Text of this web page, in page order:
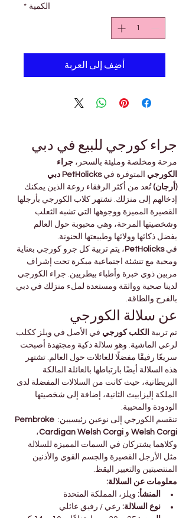
الكمية *
أضِف إلى العربة
جراء كورجي للبيع في دبي
مرحة ومخلصة ومليئة بالسحر، جراء
الكورجي المتوفرة في
PetHolicks دبي
(أرجان) تُعد من أكثر الرفقاء روعة الذين يمكنك
إدخالهم إلى منزلك. تشتهر كلاب الكورجي بأرجلها
القصيرة المميزة ووجوهها التي تشبه الثعلب
وشخصيتها المرحة، وهي محبوبة حول العالم
بفضل ذكائها وولائها وطبيعتها الحنونة.
في PetHolicks، يتم تربية كل جرو كورجي بعناية
ومحبة مع تنشئة اجتماعية مبكرة تحت إشراف
مربين ذوي خبرة وأطباء بيطريين. جراء الكورجي
لدينا صحية وواثقة ومستعدة لملء منزلك في دبي
بالفرح والطاقة.
عن سلالة الكورجي
تم تربية الكلب كورجي في الأصل في ويلز ككلب
لرعي الماشية. وهو سلالة ذكية ومجتهدة أصبحت
سريعًا رفيقًا مفضلًا للعائلات حول العالم. تشتهر
هذه السلالة أيضًا بارتباطها بالعائلة المالكة
البريطانية، حيث كانت من السلالات المفضلة لدى
الملكة إليزابيث الثانية، إضافة إلى شخصيتها
الودودة والمحببة.
تنقسم الكورجي إلى نوعين رئيسيين: Pembroke
Welsh Corgi و Cardigan Welsh Corgi،
وكلاهما يشتركان في السمات المميزة للسلالة
مثل الأرجل القصيرة والجسم القوي والأذنين
المنتصبتين والتعبير اليقظ.
معلومات عن السلالة:
المنشأ: ويلز، المملكة المتحدة
نوع السلالة: رعي / رفيق عائلي